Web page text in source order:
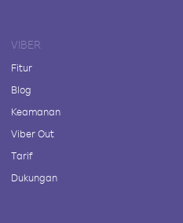
VIBER
Fitur
Blog
Keamanan
Viber Out
Tarif
Dukungan